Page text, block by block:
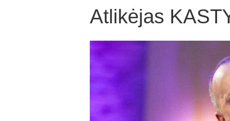
Atlikėjas